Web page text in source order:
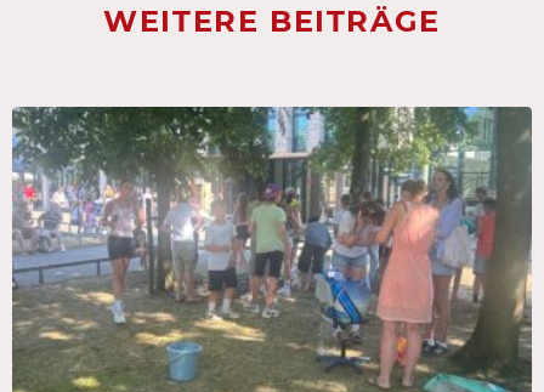
WEITERE BEITRÄGE